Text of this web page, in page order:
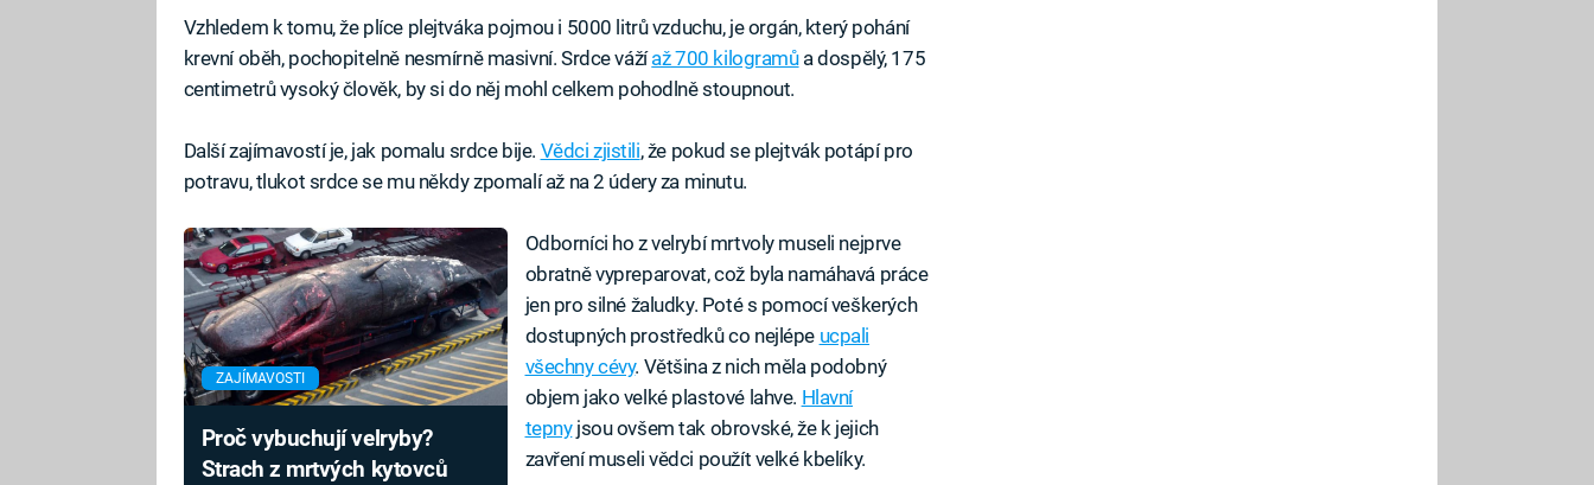
Vzhledem k tomu, že plíce plejtváka pojmou i 5000 litrů vzduchu, je orgán, který pohání
krevní oběh, pochopitelně nesmírně masivní. Srdce vážíaž 700 kilogramůa dospělý, 175
centimetrů vysoký člověk, by si do něj mohl celkem pohodlně stoupnout.
Další zajímavostí je, jak pomalu srdce bije. Vědci zjistili, že pokud se plejtvák potápí pro
potravu, tlukot srdce se mu někdy zpomalí až na 2 údery za minutu.
ZAJÍMAVOSTI
Proč vybuchují velryby?
Strach z mrtvých kytovců
Odborníci ho z velrybí mrtvoly museli nejprve
obratně vypreparovat, což byla namáhavá práce
jen pro silné žaludky. Poté s pomocí veškerých
dostupných prostředků co nejlépe ucpali
všechny cévy. Většina z nich měla podobný
objem jako velké plastové lahve. Hlavní
tepnyjsou ovšem tak obrovské, že k jejich
zavření museli vědci použít velké kbelíky.